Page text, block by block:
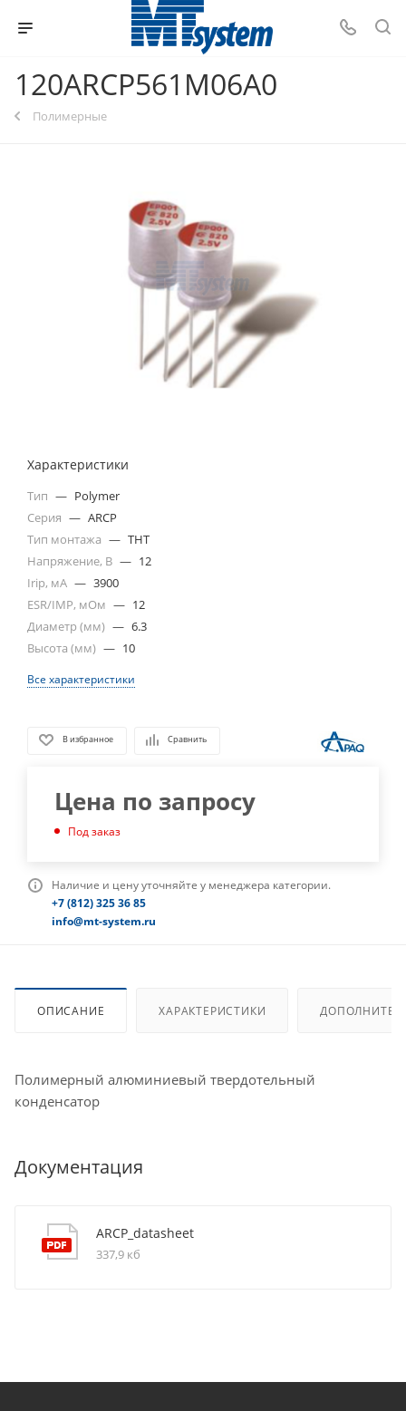
120ARCP561M06A0
Полимерные
Характеристики
Тип — Polymer
Серия — ARCP
Тип монтажа — THT
Напряжение, В — 12
Irip, мА — 3900
ESR/IMP, мОм — 12
Диаметр (мм) — 6.3
Высота (мм) — 10
Все характеристики
В избранное Сравнить
Цена по запросу
Под заказ
Наличие и цену уточняйте у менеджера категории.
+7 (812) 325 36 85
info@mt-system.ru
ОПИСАНИЕ ХАРАКТЕРИСТИКИ
Полимерный алюминиевый твердотельный
конденсатор
Документация
ARCP_datasheet
337,9 кб